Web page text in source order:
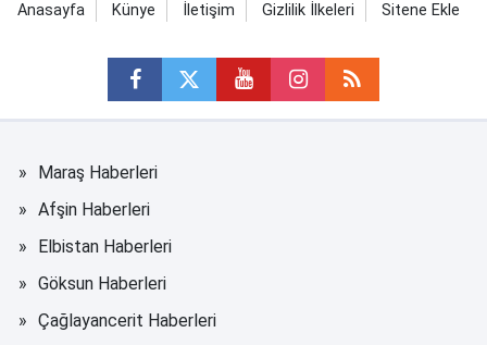
Anasayfa Künye İletişim Gizlilik İlkeleri Sitene Ekle
Maraş Haberleri
Afşin Haberleri
Elbistan Haberleri
Göksun Haberleri
Çağlayancerit Haberleri